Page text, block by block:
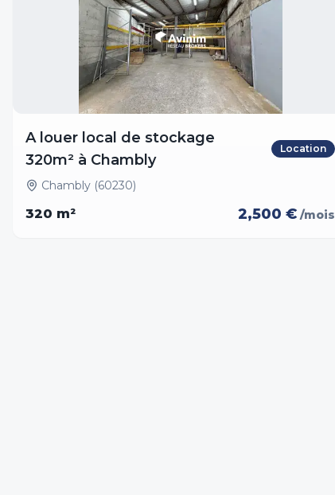
A louer local de stockage
320m² à Chambly
Location
Chambly (60230)
320 m² 2,500 € /mois